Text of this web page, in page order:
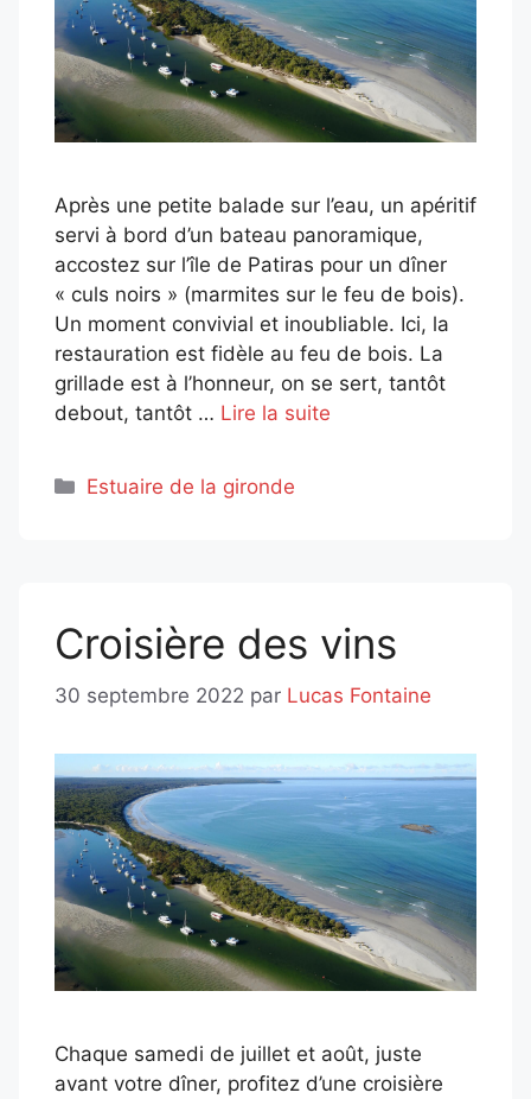
Après une petite balade sur l’eau, un apéritif
servi à bord d’un bateau panoramique,
accostez sur l’île de Patiras pour un dîner
« culs noirs » (marmites sur le feu de bois).
Un moment convivial et inoubliable. Ici, la
restauration est fidèle au feu de bois. La
grillade est à l’honneur, on se sert, tantôt
debout, tantôt … Lire la suite
Catégories
Estuaire de la gironde
Croisière des vins
30 septembre 2022 par Lucas Fontaine
Chaque samedi de juillet et août, juste
avant votre dîner, profitez d’une croisière